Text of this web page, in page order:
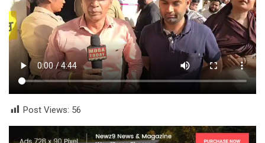
Post Views: 56